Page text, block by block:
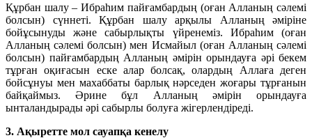
Құрбан шалу – Ибраһим пайғамбардың (оған Алланың сәлемі
болсын) сүннеті. Құрбан шалу арқылы Алланың әміріне
бойұсынуды және сабырлықты үйренеміз. Ибраһим (оған
Алланың сәлемі болсын) мен Исмайыл (оған Алланың сәлемі
болсын) пайғамбардың Алланың әмірін орындауға әрі бекем
тұрған оқиғасын еске алар болсақ, олардың Аллаға деген
бойсұнуы мен махаббаты барлық нәрседен жоғары тұрғанын
байқаймыз. Әрине бұл Алланың әмірін орындауға
ынталандырады әрі сабырлы болуға жігерлендіреді.
3. Ақыретте мол сауапқа кенелу